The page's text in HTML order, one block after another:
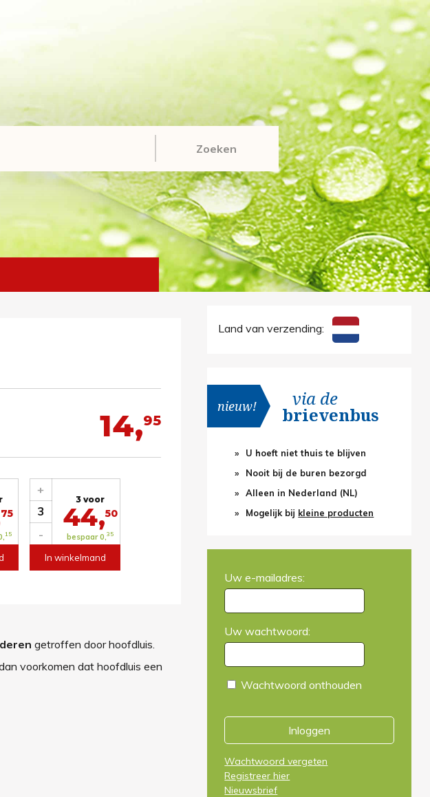
Zoeken
14,95
75
15
3
-
+
3 voor
44,50
bespaar 0,35
In winkelmand
getroffen door hoofdluis.
voorkomen dat hoofdluis een
Land van verzending:
nieuw! via de
brievenbus
U hoeft niet thuis te blijven
Nooit bij de buren bezorgd
Alleen in Nederland (NL)
Mogelijk bij kleine producten
Uw e-mailadres:
Uw wachtwoord:
Wachtwoord onthouden
Inloggen
Wachtwoord vergeten
Registreer hier
Nieuwsbrief